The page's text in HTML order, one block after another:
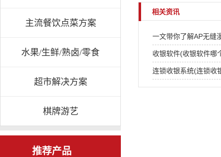
主流餐饮点菜方案
水果/生鲜/熟卤/零食
超市解决方案
棋牌游艺
推荐产品
相关资讯
一文带你了解AP无缝
收银软件(收银软件哪
连锁收银系统(连锁收